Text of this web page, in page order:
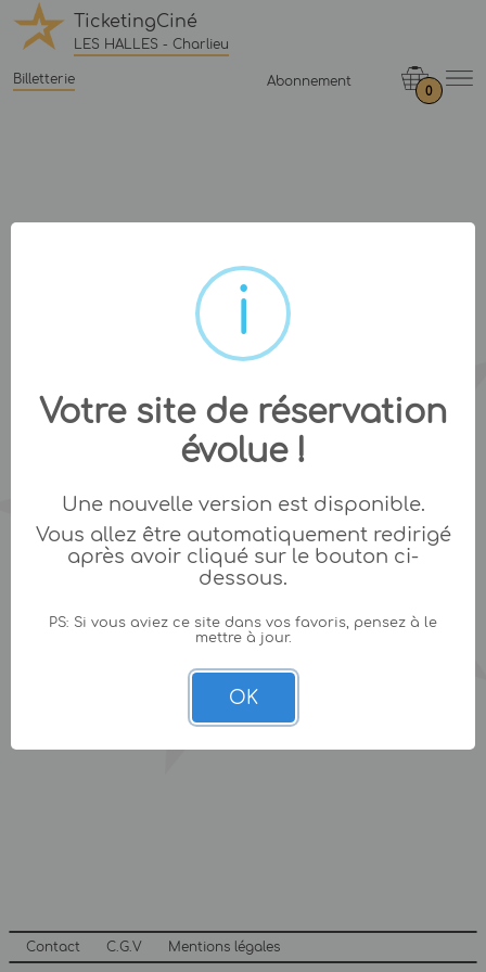
TicketingCiné
LES HALLES - Charlieu
Billetterie Abonnement
0
Contact C.G.V Mentions légales
Votre site de réservation
évolue !
Une nouvelle version est disponible.
Vous allez être automatiquement redirigé
après avoir cliqué sur le bouton ci-
dessous.
PS: Si vous aviez ce site dans vos favoris, pensez à le
mettre à jour.
OK